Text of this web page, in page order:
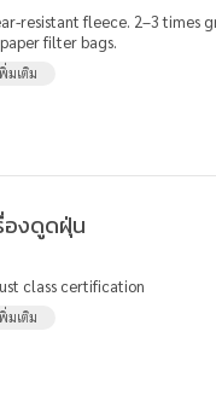
resistant fleece. 2–3 times
filter bags.
มเติม
องดูดฝุ่น
class certification
มเติม